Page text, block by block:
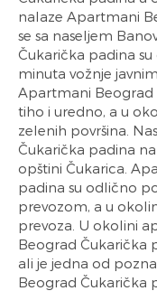
nalaze Apartmani
se sa naseljem
Čukarička padina
minuta vožnje
Apartmani Beograd
tiho i uredno, a u
zelenih površina.
Čukarička padina
opštini Čukarica.
padina su odlično
prevozom, a u
prevoza. U okolini
Beograd Čukarička
ali je jedna od
Beograd Čukarička